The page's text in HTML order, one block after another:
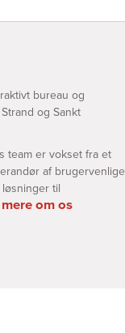
bureau og
og Sankt
team er vokset fra et
af brugervenlige
til
om os